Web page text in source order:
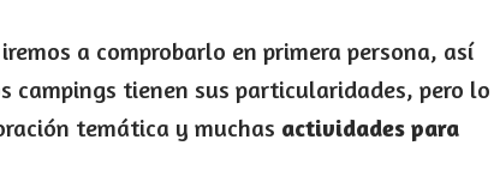
a comprobarlo en primera persona, así
campings tienen sus particularidades, pero lo
temática y muchas actividades para